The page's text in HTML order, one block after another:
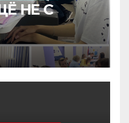
НЕ С